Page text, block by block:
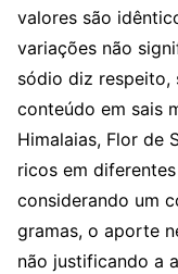
valores são
variações não
sódio diz respeito,
conteúdo em sais
Himalaias, Flor de
ricos em
considerando um
gramas, o aporte
não justificando a